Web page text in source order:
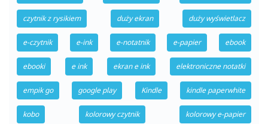
czytnik z rysikiem duży ekran duży wyświetlacz
e-czytnik e-ink e-notatnik e-papier ebook
ebooki e ink ekran e ink elektroniczne notatki
empik go google play Kindle kindle paperwhite
kobo kolorowy czytnik kolorowy e-papier